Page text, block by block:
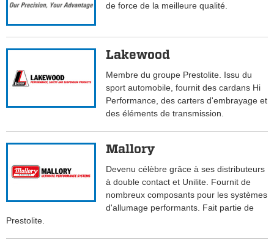
de force de la meilleure qualité.
Lakewood
Membre du groupe Prestolite. Issu du
sport automobile, fournit des cardans Hi
Performance, des carters d'embrayage et
des éléments de transmission.
Mallory
Devenu célèbre grâce à ses distributeurs
à double contact et Unilite. Fournit de
nombreux composants pour les systèmes
d'allumage performants. Fait partie de
Prestolite.